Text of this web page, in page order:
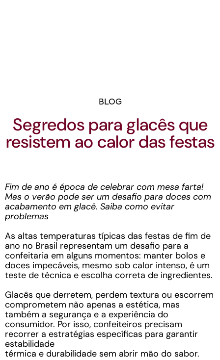
BLOG
Segredos para glacês que
resistem ao calor das festas
Fim de ano é época de celebrar com mesa farta!
Mas o verão pode ser um desafio para doces com
acabamento em glacê. Saiba como evitar
problemas
As altas temperaturas típicas das festas de fim de
ano no Brasil representam um desafio para a
confeitaria em alguns momentos: manter bolos e
doces impecáveis, mesmo sob calor intenso, é um
teste de técnica e escolha correta de ingredientes.
Glacês que derretem, perdem textura ou escorrem
comprometem não apenas a estética, mas
também a segurança e a experiência do
consumidor. Por isso, confeiteiros precisam
recorrer a estratégias específicas para garantir
estabilidade
térmica e durabilidade sem abrir mão do sabor.